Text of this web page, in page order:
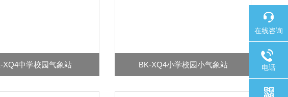
XQ4中学校园气象站 BK-XQ4小学校园小气象站
在线咨询
电话